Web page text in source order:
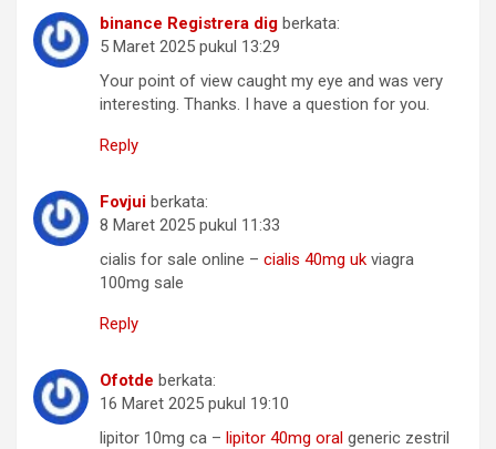
binance Registrera dig berkata:
5 Maret 2025 pukul 13:29
Your point of view caught my eye and was very
interesting. Thanks. I have a question for you.
Reply
Fovjui berkata:
8 Maret 2025 pukul 11:33
cialis for sale online – cialis 40mg uk viagra
100mg sale
Reply
Ofotde berkata:
16 Maret 2025 pukul 19:10
lipitor 10mg ca – lipitor 40mg oral generic zestril